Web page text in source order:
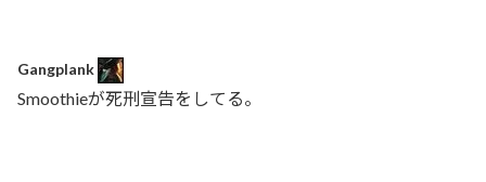
Gangplank
Smoothieが死刑宣告をしてる。